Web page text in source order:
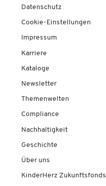
Datenschutz
Cookie-Einstellungen
Impressum
Karriere
Kataloge
Newsletter
Themenwelten
Compliance
Nachhaltigkeit
Geschichte
Über uns
KinderHerz Zukunftsfonds